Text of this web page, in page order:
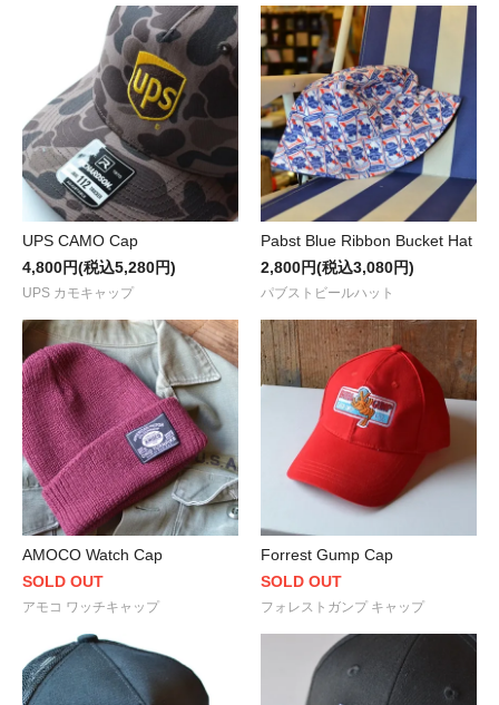
UPS CAMO Cap
4,800円(税込5,280円)
UPS カモキャップ
Pabst Blue Ribbon Bucket Hat
2,800円(税込3,080円)
パブストビールハット
AMOCO Watch Cap
SOLD OUT
アモコ ワッチキャップ
Forrest Gump Cap
SOLD OUT
フォレストガンプ キャップ